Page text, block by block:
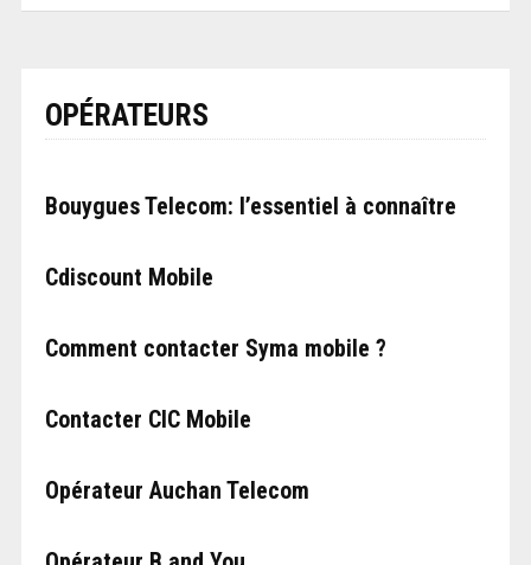
OPÉRATEURS
Bouygues Telecom: l’essentiel à connaître
Cdiscount Mobile
Comment contacter Syma mobile ?
Contacter CIC Mobile
Opérateur Auchan Telecom